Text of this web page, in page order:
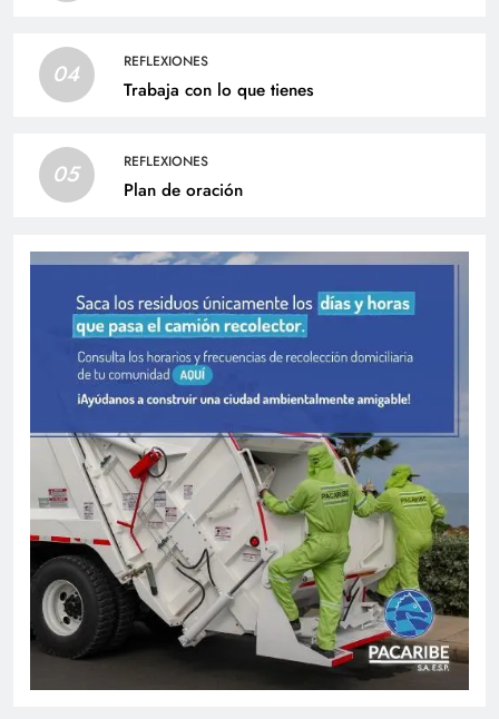
04 REFLEXIONES
Trabaja con lo que tienes
05 REFLEXIONES
Plan de oración